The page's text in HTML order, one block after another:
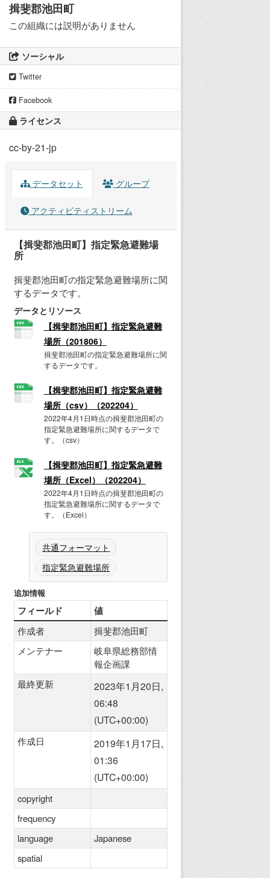
揖斐郡池田町
この組織には説明がありません
ソーシャル
Twitter
Facebook
ライセンス
cc-by-21-jp
データセット グループ
アクティビティストリーム
【揖斐郡池田町】指定緊急避難場
所
揖斐郡池田町の指定緊急避難場所に関
するデータです。
データとリソース
【揖斐郡池田町】指定緊急避難
場所（201806）
揖斐郡池田町の指定緊急避難場所に関
するデータです。
【揖斐郡池田町】指定緊急避難
場所（csv）（202204）
2022年4月1日時点の揖斐郡池田町の
指定緊急避難場所に関するデータで
す。（csv）
【揖斐郡池田町】指定緊急避難
場所（Excel）（202204）
2022年4月1日時点の揖斐郡池田町の
指定緊急避難場所に関するデータで
す。（Excel）
共通フォーマット
指定緊急避難場所
追加情報
フィールド 値
作成者
揖斐郡池田町
メンテナー
岐阜県総務部情
報企画課
最終更新
2023年1月20日,
06:48
(UTC+00:00)
作成日
2019年1月17日,
01:36
(UTC+00:00)
copyright
frequency
language
Japanese
spatial